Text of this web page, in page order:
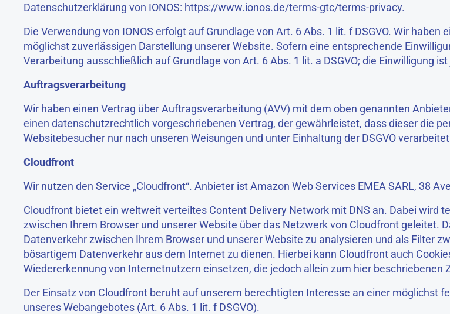
Datenschutzerklärung von IONOS: https://www.ionos.de/terms-gtc/terms-privacy.
Die Verwendung von IONOS erfolgt auf Grundlage von Art. 6 Abs. 1 lit. f DSGVO. Wir
möglichst zuverlässigen Darstellung unserer Website. Sofern eine entsprechende
Verarbeitung ausschließlich auf Grundlage von Art. 6 Abs. 1 lit. a DSGVO; die Einwilligung
Auftragsverarbeitung
Wir haben einen Vertrag über Auftragsverarbeitung (AVV) mit dem oben genannten
einen datenschutzrechtlich vorgeschriebenen Vertrag, der gewährleistet, dass dieser die
Websitebesucher nur nach unseren Weisungen und unter Einhaltung der DSGVO
Cloudfront
Wir nutzen den Service „Cloudfront“. Anbieter ist Amazon Web Services EMEA SARL, 38
Cloudfront bietet ein weltweit verteiltes Content Delivery Network mit DNS an. Dabei wird
zwischen Ihrem Browser und unserer Website über das Netzwerk von Cloudfront geleitet.
Datenverkehr zwischen Ihrem Browser und unserer Website zu analysieren und als Filter
bösartigem Datenverkehr aus dem Internet zu dienen. Hierbei kann Cloudfront auch
Wiedererkennung von Internetnutzern einsetzen, die jedoch allein zum hier beschriebenen
Der Einsatz von Cloudfront beruht auf unserem berechtigten Interesse an einer möglichst
unseres Webangebotes (Art. 6 Abs. 1 lit. f DSGVO).